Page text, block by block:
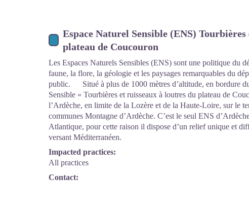
Espace Naturel Sensible (ENS)
plateau de Coucouron
Les Espaces Naturels Sensibles (ENS) sont une politique du
faune, la flore, la géologie et les paysages remarquables du
public. Situé à plus de 1000 mètres d’altitude, en bordure
Sensible « Tourbières et ruisseaux à loutres du plateau de
l’Ardèche, en limite de la Lozère et de la Haute-Loire, sur le
communes Montagne d’Ardèche. C’est le seul ENS
Atlantique, pour cette raison il dispose d’un relief unique et
versant Méditerranéen.
Impacted practices:
All practices
Contact: